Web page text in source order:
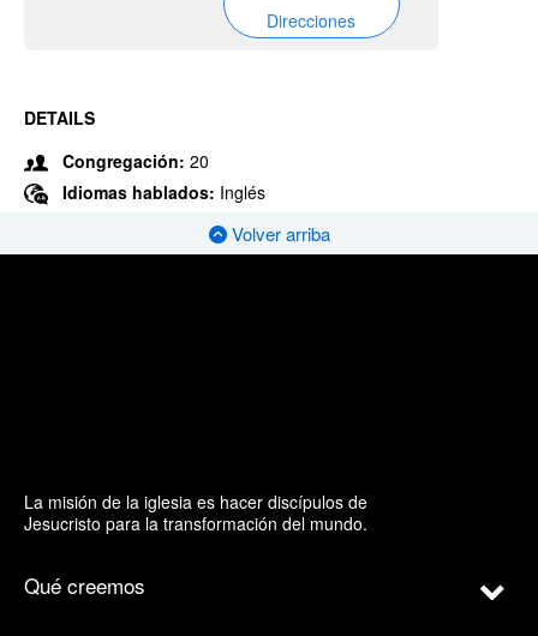
Direcciones
DETAILS
Congregación: 20
Idiomas hablados: Inglés
Volver arriba
La misión de la iglesia es hacer discípulos de
Jesucristo para la transformación del mundo.
Qué creemos